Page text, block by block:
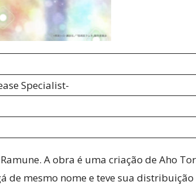
Specialist-
A obra é uma criação de Aho
de mesmo nome e teve sua distribuição